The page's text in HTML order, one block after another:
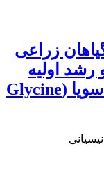
زراعی
اولیه
سورگوم (Sorghum bicolor)، سویا (Glycine